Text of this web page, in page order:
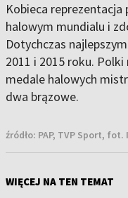
Kobieca
halowym mundialu i
Dotychczas
2011 i 2015 roku.
medale halowych
dwa brązowe.
źródło: PAP, TVP Sport,
WIĘCEJ NA TEN TEMAT